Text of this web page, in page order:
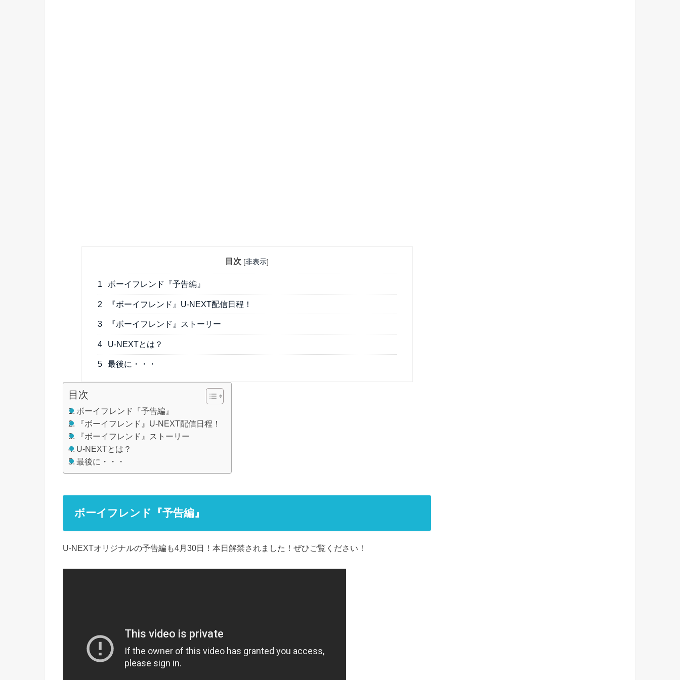
目次 [非表示]
1 ボーイフレンド『予告編』
2 『ボーイフレンド』U-NEXT配信日程！
3 『ボーイフレンド』ストーリー
4 U-NEXTとは？
5 最後に・・・
目次
ボーイフレンド『予告編』
『ボーイフレンド』U-NEXT配信日程！
『ボーイフレンド』ストーリー
U-NEXTとは？
最後に・・・
ボーイフレンド『予告編』
U-NEXTオリジナルの予告編も4月30日！本日解禁されました！ぜひご覧ください！